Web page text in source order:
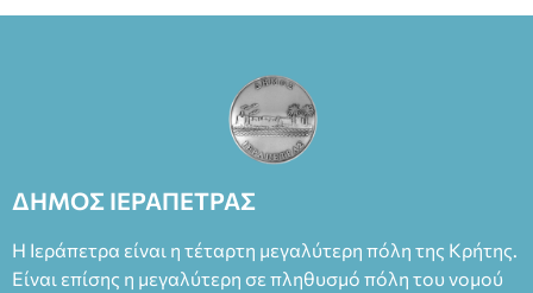
ΔΗΜΟΣ ΙΕΡΑΠΕΤΡΑΣ
Η Ιεράπετρα είναι η τέταρτη μεγαλύτερη πόλη της Κρήτης.
Είναι επίσης η μεγαλύτερη σε πληθυσμό πόλη του νομού